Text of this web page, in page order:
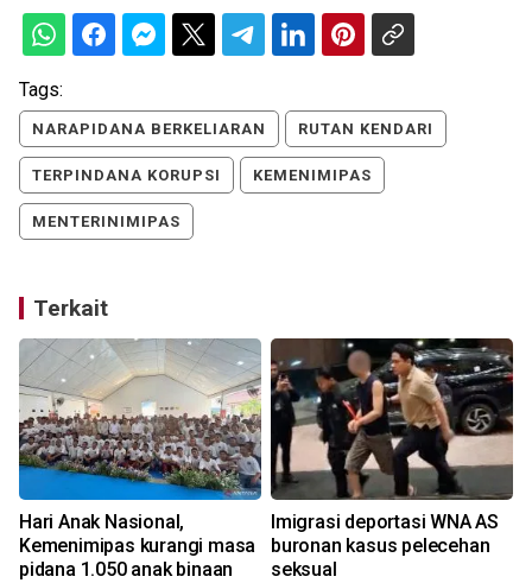
Tags:
NARAPIDANA BERKELIARAN RUTAN KENDARI
TERPINDANA KORUPSI KEMENIMIPAS
MENTERINIMIPAS
Terkait
Hari Anak Nasional,
Kemenimipas kurangi masa
pidana 1.050 anak binaan
Imigrasi deportasi WNA AS
buronan kasus pelecehan
seksual